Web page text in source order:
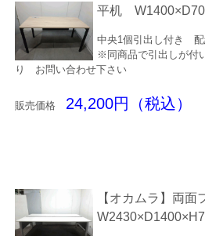
平机
中央1個引出し付き 配
※同商品で引出しが付
り お問い合わせ下さい
販売価格 24,200円（税込）
【オカムラ】両